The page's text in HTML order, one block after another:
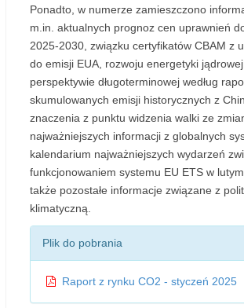
Ponadto, w numerze zamieszczono
m.in. aktualnych prognoz cen uprawnień
2025-2030, związku certyfikatów CBAM z
do emisji EUA, rozwoju energetyki
perspektywie długoterminowej według
skumulowanych emisji historycznych z
znaczenia z punktu widzenia walki ze
najważniejszych informacji z globalnych
kalendarium najważniejszych wydarzeń
funkcjonowaniem systemu EU ETS w
także pozostałe informacje związane z
klimatyczną.
Plik do pobrania
Raport z rynku CO2 - styczeń 2025